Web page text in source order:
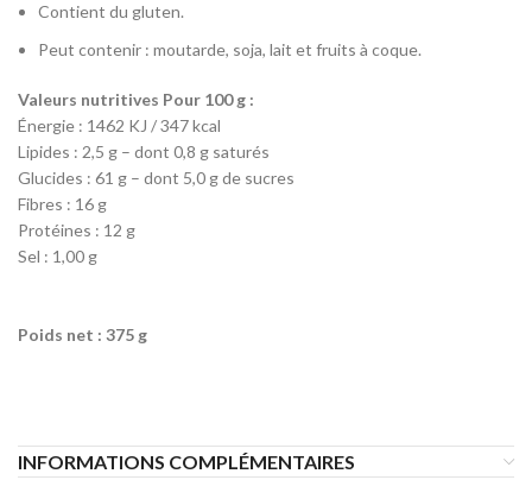
Contient du gluten.
Peut contenir : moutarde, soja, lait et fruits à coque.
Valeurs nutritives Pour 100 g :
Énergie : 1462 KJ / 347 kcal
Lipides : 2,5 g – dont 0,8 g saturés
Glucides : 61 g – dont 5,0 g de sucres
Fibres : 16 g
Protéines : 12 g
Sel : 1,00 g
Poids net : 375 g
INFORMATIONS COMPLÉMENTAIRES